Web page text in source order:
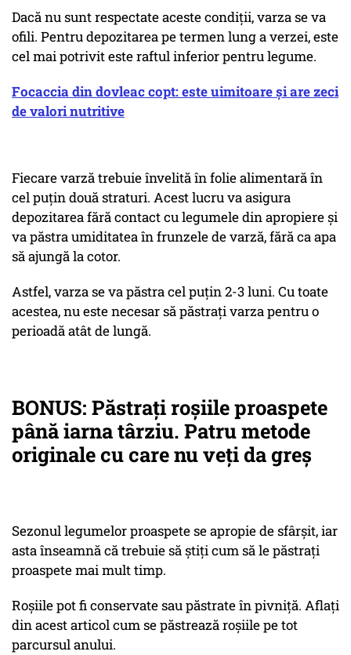
Dacă nu sunt respectate aceste condiții, varza se va
ofili. Pentru depozitarea pe termen lung a verzei, este
cel mai potrivit este raftul inferior pentru legume.
Focaccia din dovleac copt: este uimitoare și are zeci
de valori nutritive
Fiecare varză trebuie învelită în folie alimentară în
cel puțin două straturi. Acest lucru va asigura
depozitarea fără contact cu legumele din apropiere și
va păstra umiditatea în frunzele de varză, fără ca apa
să ajungă la cotor.
Astfel, varza se va păstra cel puțin 2-3 luni. Cu toate
acestea, nu este necesar să păstrați varza pentru o
perioadă atât de lungă.
BONUS: Păstrați roșiile proaspete
până iarna târziu. Patru metode
originale cu care nu veți da greș
Sezonul legumelor proaspete se apropie de sfârșit, iar
asta înseamnă că trebuie să știți cum să le păstrați
proaspete mai mult timp.
Roșiile pot fi conservate sau păstrate în pivniță. Aflați
din acest articol cum se păstrează roșiile pe tot
parcursul anului.